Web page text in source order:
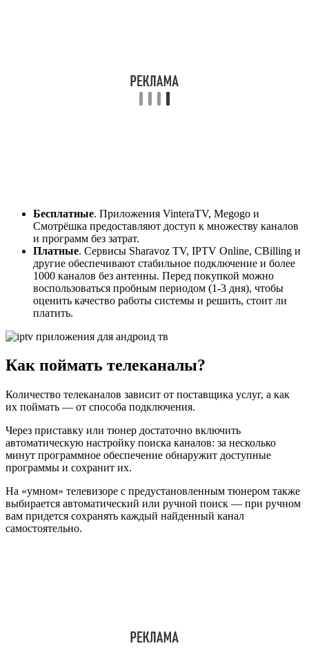
Бесплатные. Приложения VinteraTV, Megogo и
Смотрёшка предоставляют доступ к множеству каналов
и программ без затрат.
Платные. Сервисы Sharavoz TV, IPTV Online, CBilling и
другие обеспечивают стабильное подключение и более
1000 каналов без антенны. Перед покупкой можно
воспользоваться пробным периодом (1-3 дня), чтобы
оценить качество работы системы и решить, стоит ли
платить.
Как поймать телеканалы?
Количество телеканалов зависит от поставщика услуг, а как
их поймать — от способа подключения.
Через приставку или тюнер достаточно включить
автоматическую настройку поиска каналов: за несколько
минут программное обеспечение обнаружит доступные
программы и сохранит их.
На «умном» телевизоре с предустановленным тюнером также
выбирается автоматический или ручной поиск — при ручном
вам придется сохранять каждый найденный канал
самостоятельно.